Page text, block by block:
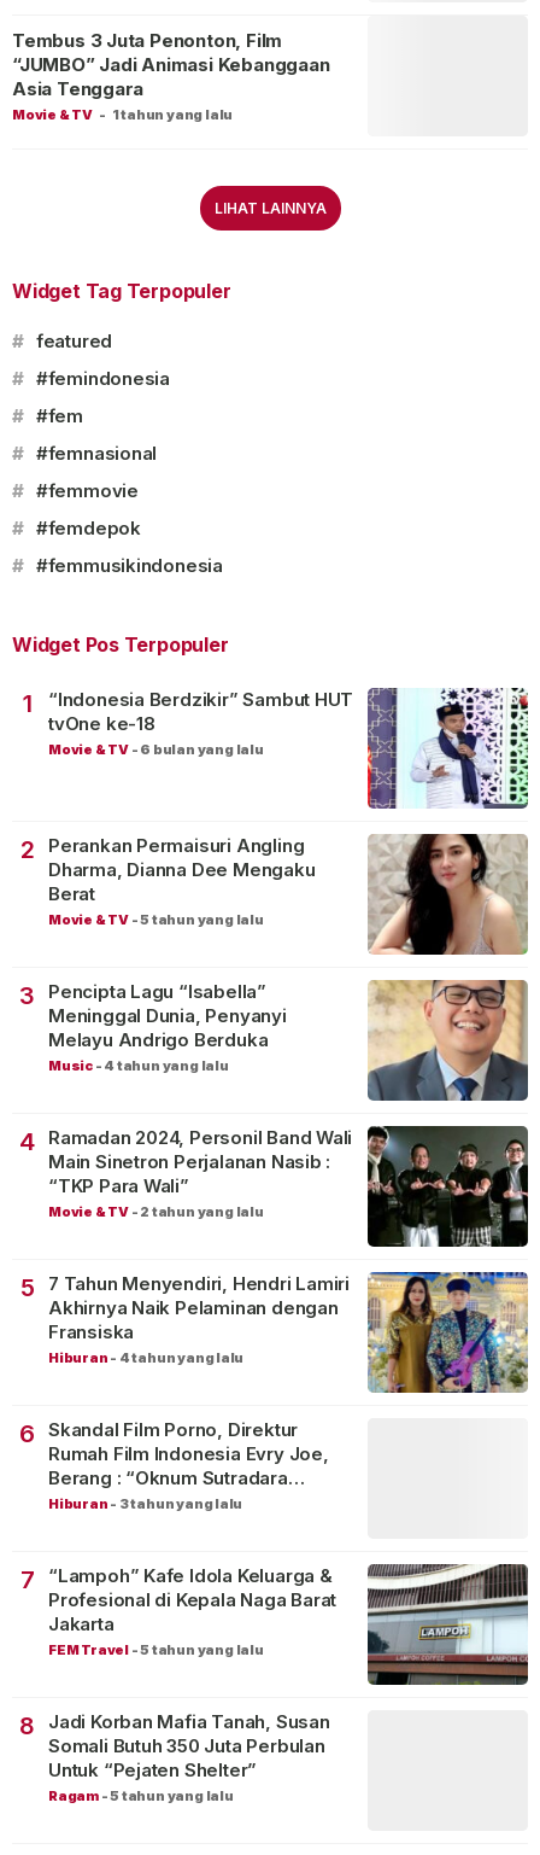
Movie & TV - 1 tahun yang lalu
Tembus 3 Juta Penonton, Film
“JUMBO” Jadi Animasi Kebanggaan
Asia Tenggara
LIHAT LAINNYA
Widget Tag Terpopuler
# featured
# #femindonesia
# #fem
# #femnasional
# #femmovie
# #femdepok
# #femmusikindonesia
Widget Pos Terpopuler
1
“Indonesia Berdzikir” Sambut HUT
tvOne ke-18
Movie & TV - 6 bulan yang lalu
2
Perankan Permaisuri Angling
Dharma, Dianna Dee Mengaku
Berat
Movie & TV -5 tahun yang lalu
3
Pencipta Lagu “Isabella”
Meninggal Dunia, Penyanyi
Melayu Andrigo Berduka
Music - 4 tahun yang lalu
4
Ramadan 2024, Personil Band Wali
Main Sinetron Perjalanan Nasib :
“TKP Para Wali”
Movie & TV - 2 tahun yang lalu
5
7 Tahun Menyendiri, Hendri Lamiri
Akhirnya Naik Pelaminan dengan
Fransiska
Hiburan - 4 tahun yang lalu
6
Skandal Film Porno, Direktur
Rumah Film Indonesia Evry Joe,
Berang : “Oknum Sutradara
Merusak Perfilman Indonesia”!
Hiburan - 3 tahun yang lalu
7
“Lampoh” Kafe Idola Keluarga &
Profesional di Kepala Naga Barat
Jakarta
FEM Travel -5 tahun yang lalu
8
Jadi Korban Mafia Tanah, Susan
Somali Butuh 350 Juta Perbulan
Untuk “Pejaten Shelter”
Ragam -5 tahun yang lalu